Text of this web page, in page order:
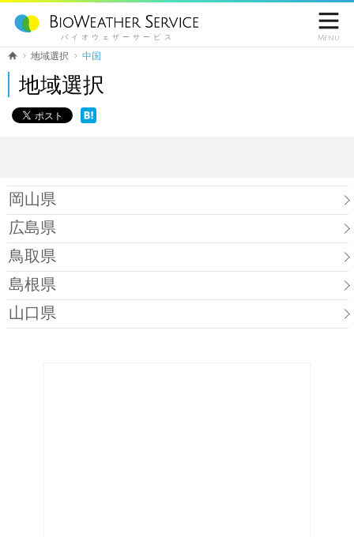
バイオウェザーサービス

Menu
地域選択 中国
地域選択
岡山県
広島県
鳥取県
島根県
山口県